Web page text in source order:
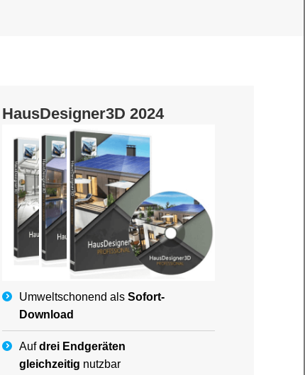
HausDesigner3D 2024
Umweltschonend als Sofort-
Download
Aufdrei Endgeräten
gleichzeitig nutzbar